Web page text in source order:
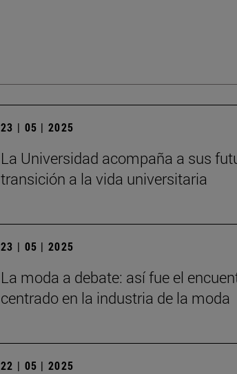
23 | 05 | 2025
La Universidad acompaña a sus
transición a la vida universitaria
23 | 05 | 2025
La moda a debate: así fue el
centrado en la industria de la moda
22 | 05 | 2025